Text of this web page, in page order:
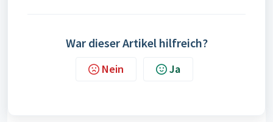
War dieser Artikel hilfreich?
Nein Ja